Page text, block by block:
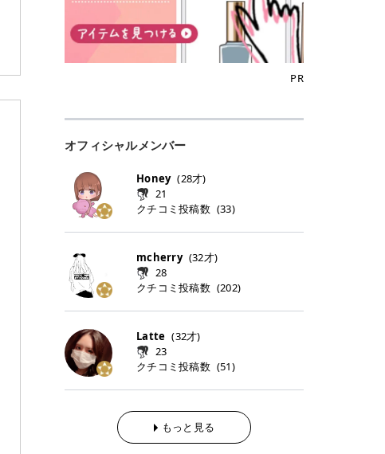
面）で顔全体をやさしく拭き取りま
す。 特に小鼻・あご・額など皮脂や
古い角質が気になる部分は丁寧にな
じませましょう。 STEP2 パッドを
裏返し、フラット面で顔全体をやさ
しく押さえながら化粧水をなじませ
キンケアを行います。 乾燥が気にな
パックとして使用するのもおすすめ
こからは、保湿ケアや肌荒れケア、
毛穴ケアなど目的別におすすめのト
ナーパッドをご紹介します。 毎日使
ャルケアにぴったりなトナーパッド
まで厳選しました。 1. MEDICUBE
PDRNピンクコラーゲンゲルトナー
パッド 「うるおいとハリ感をサポー
トし、なめらかな肌へ導く高密着ゲ
ルパッド」 PDRNやコラーゲン成分
る肌をしっとり整えるゲルタイプの
トナーパッド。密着力が高く、スキ
ンケアの土台ケアとして取り入れや
見るQoo10での購入はこちら 2. BIO
DANCE コラーゲンゲルトナーパッ
ド 「うるおいを与えながら肌をやわ
らかく整える保湿ケアパッド」 ゲル
メリカの基準に基づき「長期間にわ
たって毛量が明らかに減少している
状態が維持されること」を指しま
のがメリットですが、毛根を破壊す
ます。 なお、医療脱毛は保険がきか
ない自由診療なので、クリニックに
います。だからこそ、しっかり比較
して選ぶことが大切なのです。 医療
脱毛の「熱破壊式」と「蓄熱式」と
式」の2種類があり、それぞれ得意
な毛質が違います。 * 熱破壊式 高
出力のレーザーをバチッ！と当て
て、毛根の発毛組織に向けてレーザ
ーを照射します。ワキやVIOのよう
す！その分、輪ゴムで弾かれたよう
な強い痛みを感じやすい傾向があり
ます。 * 蓄熱式 低出力のレーザー
わじわ熱を伝える方式です。急激な
熱さを感じにくく、痛みや肌への負
担を抑えやすいのが嬉しいポイン
業！ ・痛みに配慮した医療脱毛器の
導入と肌トラブル対応 2. エミナル
クリニックの口コミ・評判 3. エミ
ナルクリニックの全身脱毛料金プラ
・追加費用がかからないシステム ・
リニックのお得な割引・キャンペー
で割引 ・ペア限定プラン｜家族や友
人と一緒にスタートできる ・他社か
らの「のりかえ」や「お友だち紹
介」も！ 6. 予約から脱毛施術まで
のステップ ・無料カウンセリングの
ち物 ・医師の問診とプラン提案 ・
施術当日の流れと次回予約の取り方
7. 店舗一覧と美容医療メニュー ・
の店舗一覧 ・脱毛だけじゃない！美
容医療メニュー 8. まとめ ｜エミナ
ルクリニックの魅力とは？選ばれる
3つの特徴 ※1 開業2019年3月20日
～2026年6月30日時点(医療脱毛、
ハイフ、ダーマペン、美容点滴、医
りたいけど、痛いのはイヤだし、通
う時間もない…」医療脱毛にそんな
ハードルを感じていませんか？エミ
な印象を与えるベリーカラーです。
ひと塗りで顔全体が華やかになり、
リップを主役にしたメイクが完成。
クールで上品な雰囲気を演出できま
ニュートラルな発色で、肌色を選び
落ち着いた印象に仕上がり、オン・
いめメイクにもカジュアルメイクに
もマッチします。 ラズベリーケーキ
｜甘く可愛いモーヴピンク 鮮やかな
青みを感じるラズベリーピンク。 フ
ェミニンな雰囲気を演出できる可愛
てながら、甘さのある印象に。 韓国
メイクやピンクメイクとも相性抜群
です。 フルーツオレ｜ピュア感あふ
くふんわり発色し、粘膜リップのよ
うな仕上がりになります。 柔らかく
可愛らしい印象になり、毎日使いた
くなるナチュラルカラー。 スクール
メイクやオフィスメイクにもおすす
ン｜上品なピンクベージュ 黄みを抑
えたクリーミーなピンクベージュ。
ほんのり青みを感じる絶妙なカラー
好き嫌いがあるかもしれませんが慣
チップは片面がツルツル、片面がモ
ケモケになってます。 > > 桜グロス
【日本限定色】：上品なピンクベー
も上品で使いやすい色ですね。すも
いるので華やかそうに見えるけど、
> > スキンケア成分が配合されてい
て保湿もしっかりしてくれます。最
近、乾燥していた唇がプルンと見え
アイテム詳細を見るQoo10でのご購
柳屋（ヤナギヤ）「柳屋 あんず
油」 👑「柳屋 あんず油」の特徴 1
00％植物由来の「柳屋 あんず油」
だけでなく、ボディケア・ネイルケ
アなど幅広く保湿ケア。 実際に使用
した方のクチコミ > 5 > 1本あると
> ──────────── > > 100%植
でいてパサついているので > オイル
は必需品です > > 少しとろみがある
す。 トラミーリワードは、トラミー
会員向けのポイントサービスです。
対象ショップやサービスを利用する
ことでポイントを獲得でき、貯まっ
たポイントはAmazonギフト券やド
ットマネーなどに交換できます。 普
イ活初心者でも始めやすいのが魅力
段よく使っているコスメ通販サイト
けでポイントが貯まるのが大きな魅
力です✨ 例えば、、、 ・メガ割の
タイミングで利用することが多いQ
＠cosme ・韓国コスメをチェック
する際によく見るOLIVE YOUNG GL
OBAL など、すでに使い慣れている
サイトが対象になっている場合も多
く、お買い物の内容や流れを変える
必要はありません。 「どうせ買う予
ドを経由するだけで、ポイントも一
緒に受け取れる、そんな手軽さがあ
ります✨ またトラミーリワードに
・1ポイント＝1円でわかりやすい
・選べるe-GIFT・Amazonギフト
券・ドットマネーなどに交換できる
・トラミー会員なら無料で利用でき
PR
オフィシャルメンバー
Honey (28才)
21
クチコミ投稿数 (33)
mcherry (32才)
28
クチコミ投稿数 (202)
Latte (32才)
23
クチコミ投稿数 (51)
もっと見る